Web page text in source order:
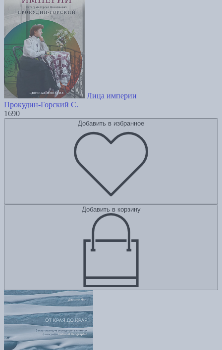
Лица империи
Прокудин-Горский С.
1690
Добавить в избранное
Добавить в корзину